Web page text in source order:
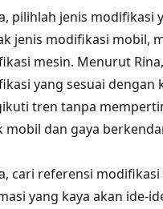
pilihlah jenis modifikasi
jenis modifikasi mobil,
mesin. Menurut
yang sesuai dengan
tren tanpa
mobil dan gaya
cari referensi
yang kaya akan ide-